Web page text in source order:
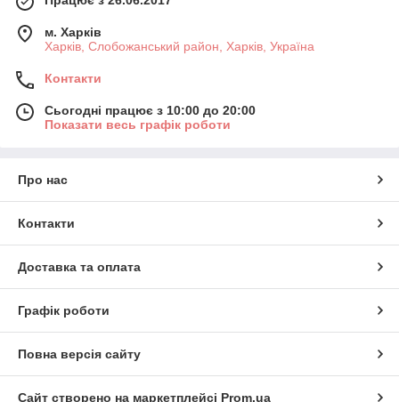
м. Харків
Харків, Слобожанський район, Харків, Україна
Контакти
Сьогодні працює з 10:00 до 20:00
Показати весь графік роботи
Про нас
Контакти
Доставка та оплата
Графік роботи
Повна версія сайту
Сайт створено на маркетплейсі Prom.ua